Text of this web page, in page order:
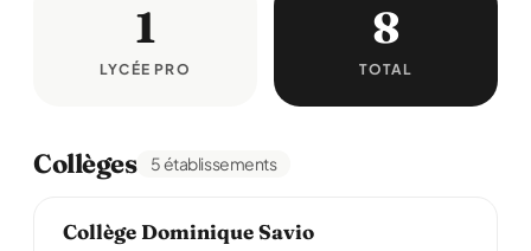
1
LYCÉE PRO
8
TOTAL
Collèges 5 établissements
Collège Dominique Savio